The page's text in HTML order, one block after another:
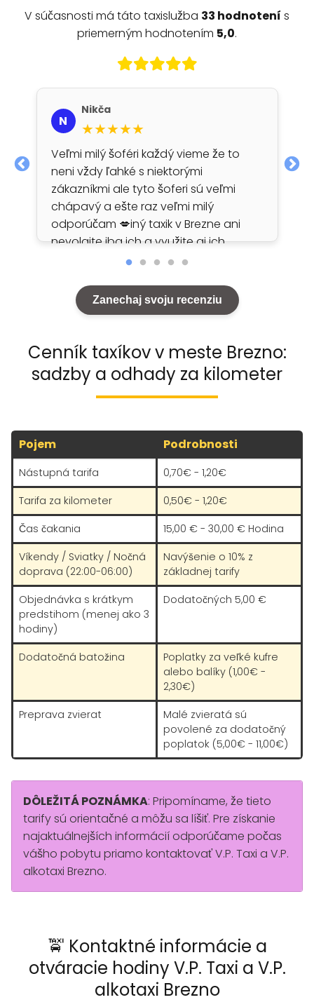
V súčasnosti má táto taxislužba 33 hodnotení s
priemerným hodnotením 5,0.
N
Nikča
★★★★★
Veľmi milý šoféri každý vieme že to
neni vždy ľahké s niektorými
zákazníkmi ale tyto šoferi sú veľmi
chápavý a ešte raz veľmi milý
odporúčam 💋iný taxik v Brezne ani
nevolajte iba ich a využite aj ich
služby na dodanie alkoholu
Zanechaj svoju recenziu
Cenník taxíkov v meste Brezno:
sadzby a odhady za kilometer
Pojem Podrobnosti
Nástupná tarifa
0,70€ - 1,20€
Tarifa za kilometer
0,50€ - 1,20€
Čas čakania
15,00 € - 30,00 € Hodina
Víkendy / Sviatky / Nočná
doprava (22:00-06:00)
Navýšenie o 10% z
základnej tarify
Objednávka s krátkym
predstihom (menej ako 3
hodiny)
Dodatočných 5,00 €
Dodatočná batožina
Poplatky za veľké kufre
alebo balíky (1,00€ -
2,30€)
Preprava zvierat
Malé zvieratá sú
povolené za dodatočný
poplatok (5,00€ - 11,00€)
DÔLEŽITÁ POZNÁMKA: Pripomíname, že tieto
tarify sú orientačné a môžu sa líšiť. Pre získanie
najaktuálnejších informácií odporúčame počas
vášho pobytu priamo kontaktovať V.P. Taxi a V.P.
alkotaxi Brezno.
🚖 Kontaktné informácie a
otváracie hodiny V.P. Taxi a V.P.
alkotaxi Brezno